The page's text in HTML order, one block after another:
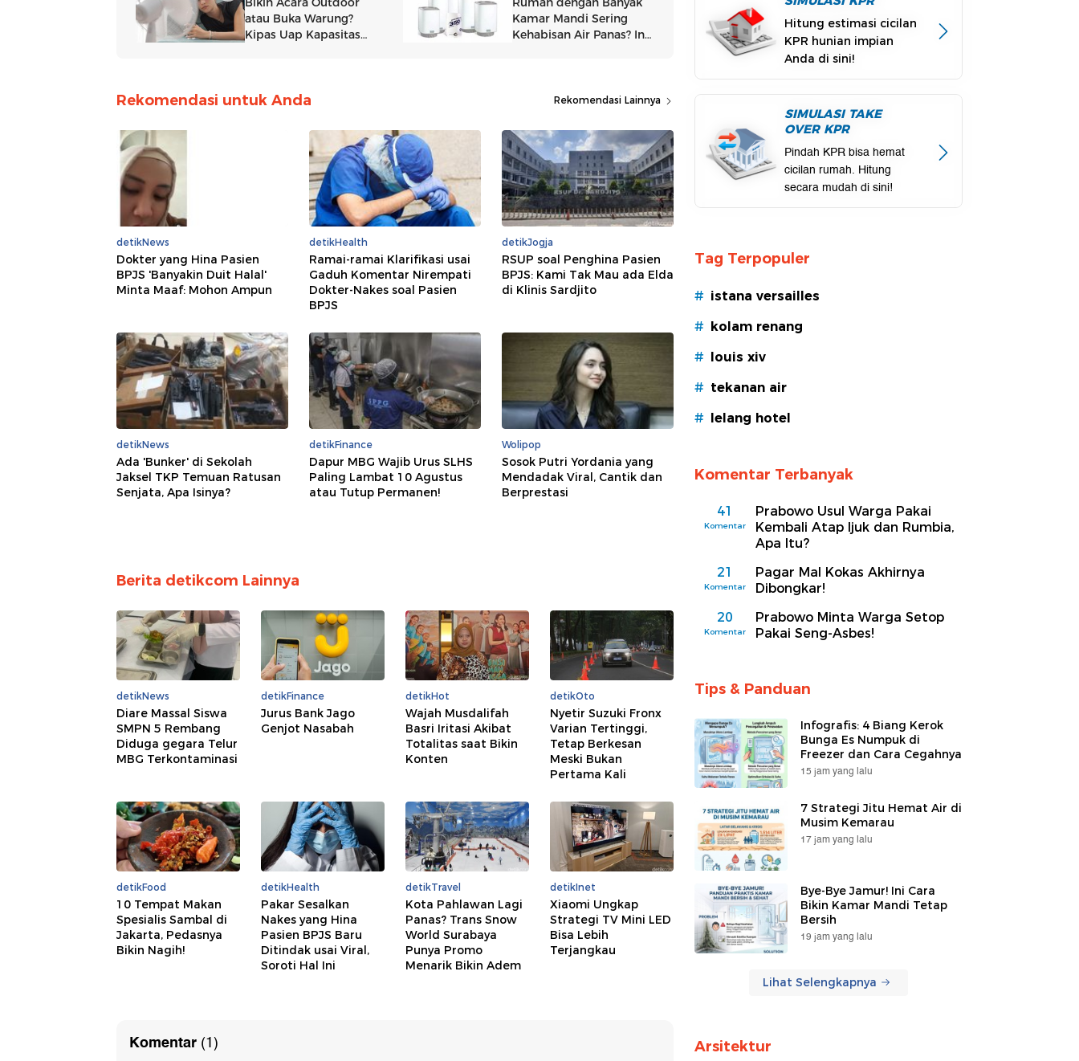
Rekomendasi untuk Anda Rekomendasi Lainnya
detikNews
Dokter yang Hina Pasien
BPJS 'Banyakin Duit Halal'
Minta Maaf: Mohon Ampun
detikHealth
Ramai-ramai Klarifikasi usai
Gaduh Komentar Nirempati
Dokter-Nakes soal Pasien
BPJS
detikJogja
RSUP soal Penghina Pasien
BPJS: Kami Tak Mau ada Elda
di Klinis Sardjito
detikNews
Ada 'Bunker' di Sekolah
Jaksel TKP Temuan Ratusan
Senjata, Apa Isinya?
detikFinance
Dapur MBG Wajib Urus SLHS
Paling Lambat 10 Agustus
atau Tutup Permanen!
Wolipop
Sosok Putri Yordania yang
Mendadak Viral, Cantik dan
Berprestasi
Berita detikcom Lainnya
detikNews
Diare Massal Siswa
SMPN 5 Rembang
Diduga gegara Telur
MBG Terkontaminasi
detikFinance
Jurus Bank Jago
Genjot Nasabah
detikHot
Wajah Musdalifah
Basri Iritasi Akibat
Totalitas saat Bikin
Konten
detikOto
Nyetir Suzuki Fronx
Varian Tertinggi,
Tetap Berkesan
Meski Bukan
Pertama Kali
detikFood
10 Tempat Makan
Spesialis Sambal di
Jakarta, Pedasnya
Bikin Nagih!
detikHealth
Pakar Sesalkan
Nakes yang Hina
Pasien BPJS Baru
Ditindak usai Viral,
Soroti Hal Ini
detikTravel
Kota Pahlawan Lagi
Panas? Trans Snow
World Surabaya
Punya Promo
Menarik Bikin Adem
detikInet
Xiaomi Ungkap
Strategi TV Mini LED
Bisa Lebih
Terjangkau
Hitung estimasi cicilan
KPR hunian impian
Anda di sini!
SIMULASI TAKE
OVER KPR
Pindah KPR bisa hemat
cicilan rumah. Hitung
secara mudah di sini!
Tag Terpopuler
# istana versailles
# kolam renang
# louis xiv
# tekanan air
# lelang hotel
Komentar Terbanyak
41
Komentar
Prabowo Usul Warga Pakai
Kembali Atap Ijuk dan Rumbia,
Apa Itu?
21
Komentar
Pagar Mal Kokas Akhirnya
Dibongkar!
20
Komentar
Prabowo Minta Warga Setop
Pakai Seng-Asbes!
Tips & Panduan
Infografis: 4 Biang Kerok
Bunga Es Numpuk di
Freezer dan Cara Cegahnya
15 jam yang lalu
7 Strategi Jitu Hemat Air di
Musim Kemarau
17 jam yang lalu
Bye-Bye Jamur! Ini Cara
Bikin Kamar Mandi Tetap
Bersih
19 jam yang lalu
Lihat Selengkapnya
Arsitektur